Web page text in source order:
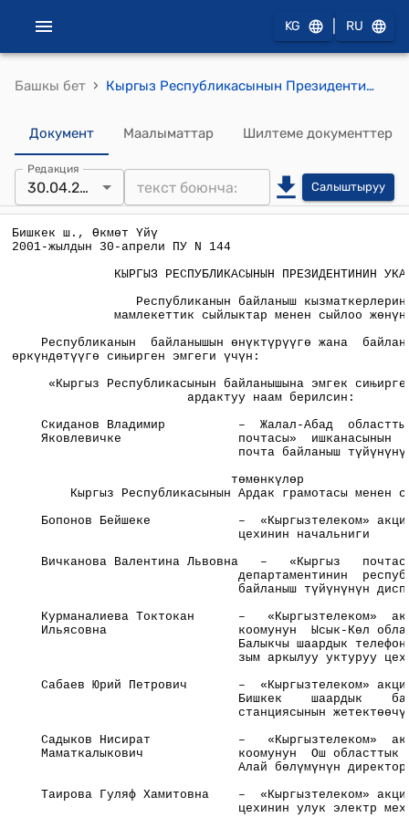
KG RU
Башкы бет › Кыргыз Республикасынын Президентинин 2001-жылдын 30-апрелинен "Республиканын байланыш кызматкерлерин мамлекеттик сыйлыктар менен сыйлоо жөнүндө" ПУ №144 Указы
Документ Маалыматтар Шилтеме документтер
Редакция
30.04.2001 Салыштыруу